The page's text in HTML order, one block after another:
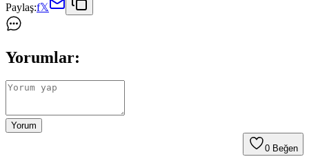
Paylaş:f𝕏
Yorumlar:
Yorum
0 Beğen